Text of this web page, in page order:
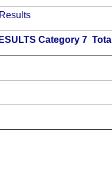
Category 7 Total